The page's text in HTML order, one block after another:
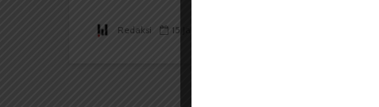
Redaksi 15 Januari 2018